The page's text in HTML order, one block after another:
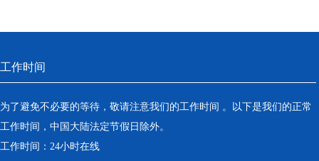
工作时间
为了避免不必要的等待，敬请注意我们的工作时间 。以下是我们的正常
工作时间，中国大陆法定节假日除外。
工作时间：24小时在线